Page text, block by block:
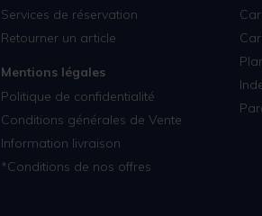
Services de réservation
Retourner un article
Mentions légales
Politique de confidentialité
Conditions générales de Vente
Information livraison
*Conditions de nos offres